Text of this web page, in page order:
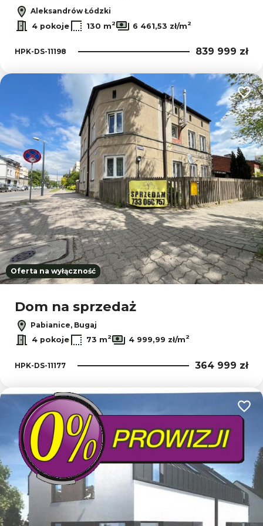
Aleksandrów Łódzki
4 pokoje
130 m2 6 461,53 zł/m2
HPK-DS-11198 839 999 zł
Oferta na wyłączność
Dom na sprzedaż
Pabianice, Bugaj
4 pokoje
73 m2 4 999,99 zł/m2
HPK-DS-11177 364 999 zł